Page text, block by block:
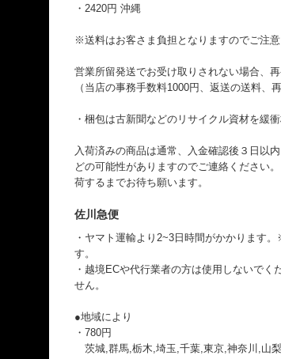
・2420円 沖縄
※送料はお客さま負担となりますのでご注意
営業所留発送でお受け取りされない場合、
（当店の事務手数料1000円、返送の送料、
・梱包は古新聞などのリサイクル資材を緩
入荷済みの商品は通常、入金確認後３日以
どの可能性がありますのでご連絡ください
荷するまでお待ち願います。
佐川急便
・ヤマト運輸より2~3日時間がかかります
す。
・越境ECや代行業者の方は使用しないで
せん。
●地域により
・780円
茨城,群馬,栃木,埼玉,千葉,東京,神奈川,山梨